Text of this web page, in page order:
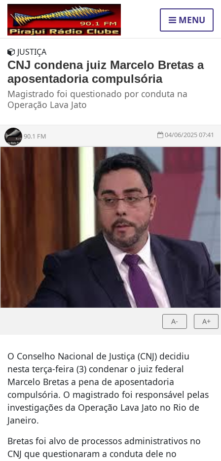
MENU
JUSTIÇA
CNJ condena juiz Marcelo Bretas a
aposentadoria compulsória
Magistrado foi questionado por conduta na
Operação Lava Jato
90.1 FM 04/06/2025 07:41
A- A+
O Conselho Nacional de Justiça (CNJ) decidiu
nesta terça-feira (3) condenar o juiz federal
Marcelo Bretas a pena de aposentadoria
compulsória. O magistrado foi responsável pelas
investigações da Operação Lava Jato no Rio de
Janeiro.
Bretas foi alvo de processos administrativos no
CNJ que questionaram a conduta dele no